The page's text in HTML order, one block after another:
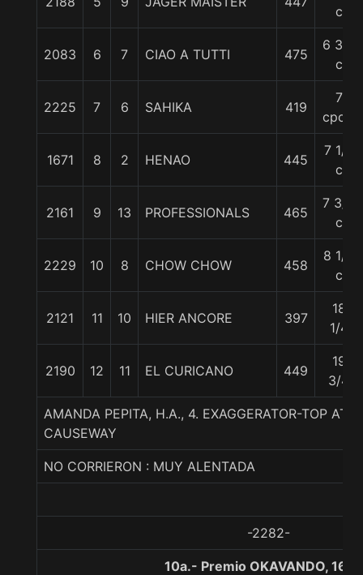
c
2083 6 7 CIAO A TUTTI 475
6 3/4
c
2225 7 6 SAHIKA 419
7
cpos.
1671 8 2 HENAO 445
7 1/2
c
2161 9 13 PROFESSIONALS 465
7 3/4
c
2229 10 8 CHOW CHOW 458
8 1/4
c
2121 11 10 HIER ANCORE 397
18
1/4
2190 12 11 EL CURICANO 449
19
3/4
AMANDA PEPITA, H.A., 4. EXAGGERATOR-TOP
CAUSEWAY
NO CORRIERON : MUY ALENTADA
-2282-
10a.- Premio OKAVANDO,